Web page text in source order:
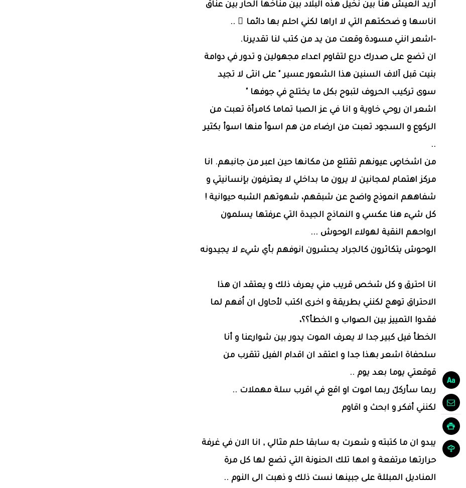
أريد العيش هنا بين نخيل هذه البلاد بين مناخها الحار بين عناق
اناسها و ضحكتهم التي لا اراها لكني احلم بها دائما ً ..
-اشعر انني مسودة وقعت من يد من كتب لنا تقديرنا.
ان تضع على صدرك درع لتقاوم اعداء مجهولين و تدور في دوامة
بنيت قبل آلاف السنين هذا الشعور عسير " على انثى لا تجيد
سوى تركيب الحروف لتبوح بكل ما يختلج في جوفها "
اشعر ان روحي خاوية و انا في عز الصبا تماما كامرأة تعبت من
الركوع و السجود تعبت من ارضاء من هم اسوأ منها اسوأ بكثير
..
من اشخاصٍ عيونهم تقتلع من مكانها حين اعبر من جانبهم. انا
مركز اهتمام لمجانين لا يرون ما بداخلي لا يعترفون بإنسانيتي و
شفاههم انموذج واضح عن شبقهم، شهوتهم الشبه حيوانية !
كل شيء هنا عكسي و النماذج الجيدة التي عرفتها يسلمون
ارواحهم النقية لهولاء الوحوش ...
الوحوش يتكاثرون كالجراد يحشرون انوفهم بأي شيء لا يجيدونه
انا احترق و كل شخص قريب مني يعرف ذلك و يعتقد ان هذا
الاحتراق توهج لكنني بطريقة و اخرى اكتب لأحاول ان اُفهم لما
فقدوا التمييز بين الصواب و الخطأ؟؟،
الخطأ فيل كبير جدا لا يعرف الموت يدور بين شوارعنا و أنا
سلحفاة اشعر بهذا جدا و اعتقد ان اقدام الفيل تتقرب من
قوقعتي يوما بعد يوم ..
ربما سأركلْ ربما اموت او اقع في اقرب سلة مهملات ..
لكنني أفكر و ابحث و اقاوم
يبدو ان ما كتبته و شعرت به سابقا حلم مثالي , انا الان في غرفة
حرارتها مرتفعة و امها تلك الحنونة التي تضع لها كل مرة
المناديل المبللة على جبينها نست ذلك و ذهبت الى النوم ..